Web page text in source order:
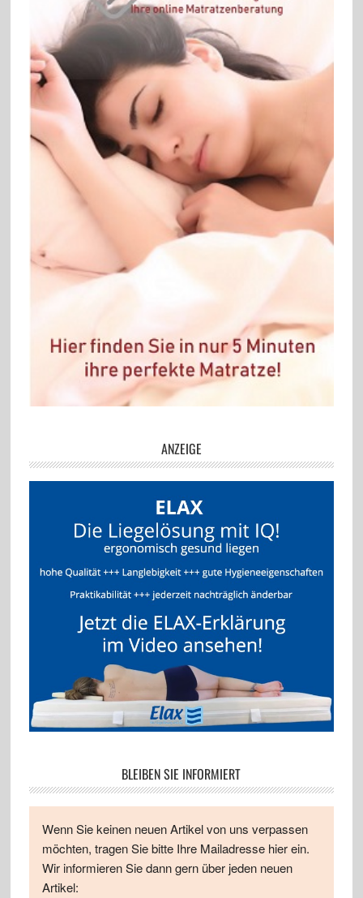
ANZEIGE
BLEIBEN SIE INFORMIERT
Wenn Sie keinen neuen Artikel von uns verpassen
möchten, tragen Sie bitte Ihre Mailadresse hier ein.
Wir informieren Sie dann gern über jeden neuen
Artikel: